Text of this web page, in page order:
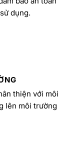
dụng.
thiện với môi
lên môi trường